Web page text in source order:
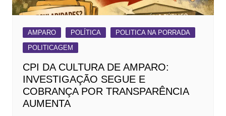
AMPARO POLÍTICA
POLITICA NA PORRADA
POLITICAGEM
CPI DA CULTURA DE AMPARO:
INVESTIGAÇÃO SEGUE E
COBRANÇA POR TRANSPARÊNCIA
AUMENTA